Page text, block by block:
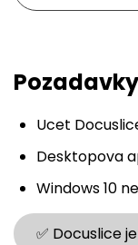
Pozadavky
Ucet
Desktopova
Windows 10
✅ Docuslice